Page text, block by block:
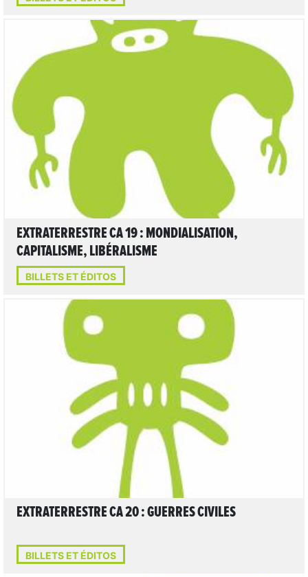
EXTRATERRESTRE CA 19 : MONDIALISATION,
CAPITALISME, LIBÉRALISME
BILLETS ET ÉDITOS
LIRE L'ARTICLE
EXTRATERRESTRE CA 20 : GUERRES CIVILES
BILLETS ET ÉDITOS